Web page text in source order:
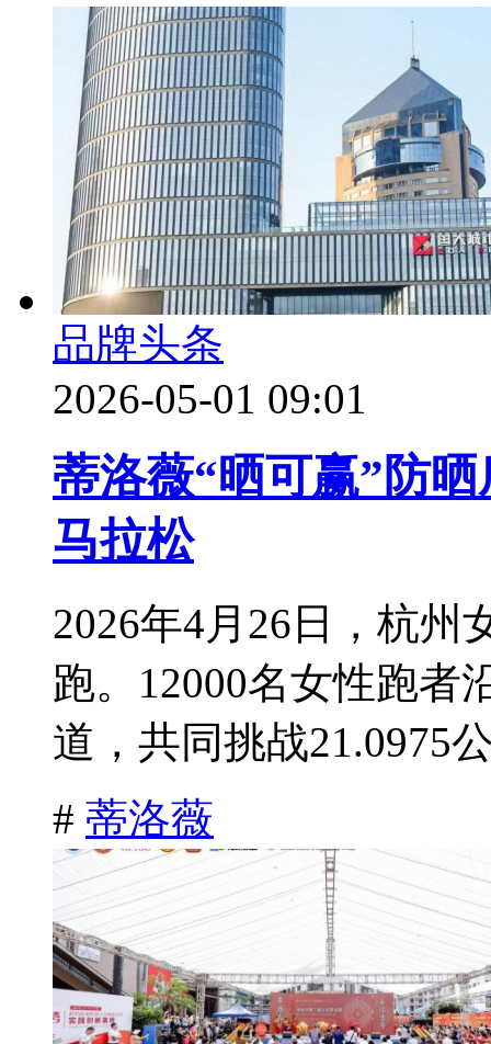
品牌头条
2026-05-01 09:01
蒂洛薇“晒可赢”防
马拉松
2026年4月26日，杭州
跑。12000名女性跑者
道，共同挑战21.0975
# 蒂洛薇